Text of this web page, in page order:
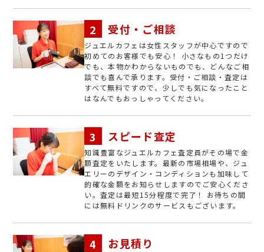
受付・ご相談
ジュエルカフェは女性スタッフが中心ですので
初めてのお客様でも安心！ 小さなもの1つだけ
でも、本物かわからないものでも、どんなご相
談でも喜んで承ります。受付・ご相談・査定は
すべて無料ですので、少しでも気になったこと
はなんでもおっしゃってください。
スピード査定
知識豊富なジュエルカフェ査定員がその場で金
額査定をいたします。最新の市場相場や、ジュ
エリーのデザイン・コンディションも加味して
的確な金額をお知らせしますのでご安心くださ
い。査定は最短15分程度で完了！ お待ちの間
には無料ドリンクのサービスもございます。
お見積り